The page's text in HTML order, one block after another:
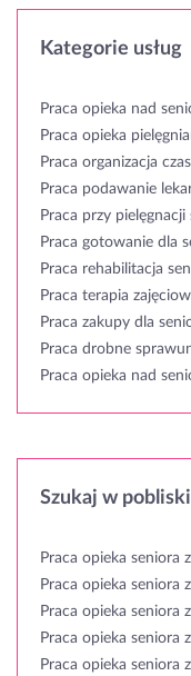
Kategorie usług
Praca opieka nad
Praca opieka
Praca organizacja
Praca podawanie
Praca przy
Praca gotowanie dla
Praca rehabilitacja
Praca terapia
Praca zakupy dla
Praca drobne
Praca opieka nad
Szukaj w
Praca opieka seniora
Praca opieka seniora
Praca opieka seniora
Praca opieka seniora
Praca opieka seniora